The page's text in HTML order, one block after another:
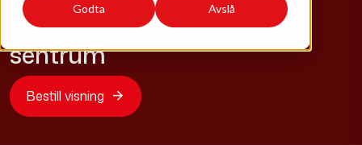
Godta Avslå
Nye leiligheter i Bryne
sentrum
Bestill visning